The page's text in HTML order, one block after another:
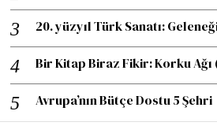
20. yüzyıl Türk Sanatı:
Bir Kitap Biraz Fikir: Korku Ağı
Avrupa’nın Bütçe Dostu 5 Şehri